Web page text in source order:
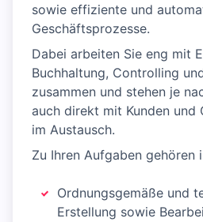
sowie effiziente und
Geschäftsprozesse.
Dabei arbeiten Sie eng mit
Buchhaltung, Controlling
zusammen und stehen je
auch direkt mit Kunden und
im Austausch.
Zu Ihren Aufgaben gehören
Ordnungsgemäße und
Erstellung sowie